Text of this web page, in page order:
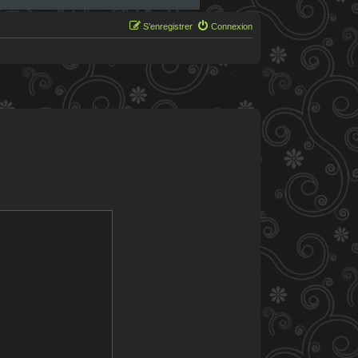
Connexion
S’enregistrer